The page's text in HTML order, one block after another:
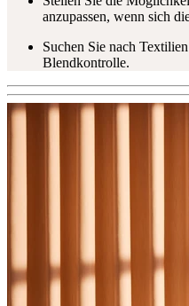
anzupassen, wenn sich
Suchen Sie nach
Blendkontrolle.